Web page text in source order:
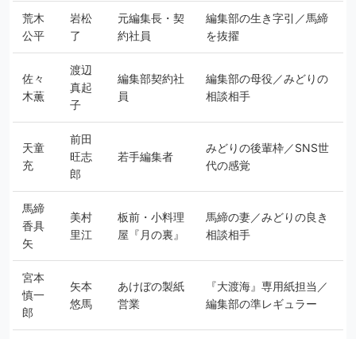
荒木
公平
岩松
了
元編集長・契
約社員
編集部の生き字引／馬締
を抜擢
佐々
木薫
渡辺
真起
子
編集部契約社
員
編集部の母役／みどりの
相談相手
天童
充
前田
旺志
郎
若手編集者
みどりの後輩枠／SNS世
代の感覚
馬締
香具
矢
美村
里江
板前・小料理
屋『月の裏』
馬締の妻／みどりの良き
相談相手
宮本
慎一
郎
矢本
悠馬
あけぼの製紙
営業
『大渡海』専用紙担当／
編集部の準レギュラー